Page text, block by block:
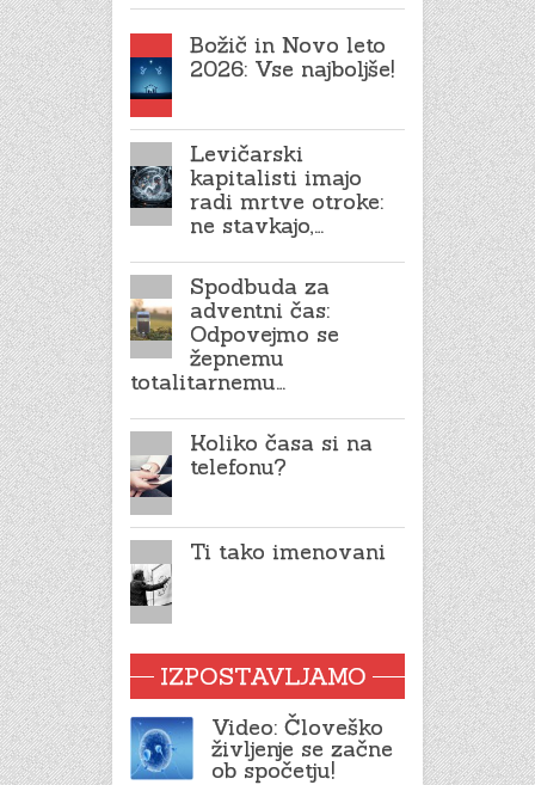
Božič in Novo leto
2026: Vse najboljše!
Levičarski
kapitalisti imajo
radi mrtve otroke:
ne stavkajo,…
Spodbuda za
adventni čas:
Odpovejmo se
žepnemu
totalitarnemu…
Koliko časa si na
telefonu?
Ti tako imenovani
IZPOSTAVLJAMO
Video: Človeško
življenje se začne
ob spočetju!